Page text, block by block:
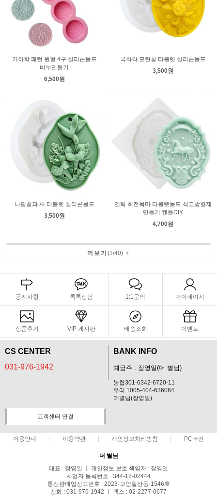
기하학 패턴 원형 4구 실리콘몰드
비누만들기
6,500원
국화와 모란꽃 타블렛 실리콘몰드
3,500원
나팔꽃과 새 타블렛 실리콘몰드
3,500원
엔틱 회전목마 타블렛몰드 석고방향제
만들기 캔들DIY
4,700원
더보기 (1/40) +
공지사항 톡톡상담 1:1문의 마이페이지
상품후기 VIP 게시판 배송조회 이벤트
CS CENTER
031-976-1942
BANK INFO
예금주 : 장영일(더 별님)
농협301-6342-6720-11
우리 1005-404-636084
더별님(장영일)
고객센터 연결
이용안내 이용약관 개인정보처리방침 PC버전
더 별님
대표 : 장영일 ㅣ 개인정보 보호 책임자 : 장영일
사업자 등록번호 : 344-12-02444
통신판매업신고번호 : 2023-고양일산동-1546호
전화 : 031-976-1942 ㅣ 팩스 : 02-2277-0677